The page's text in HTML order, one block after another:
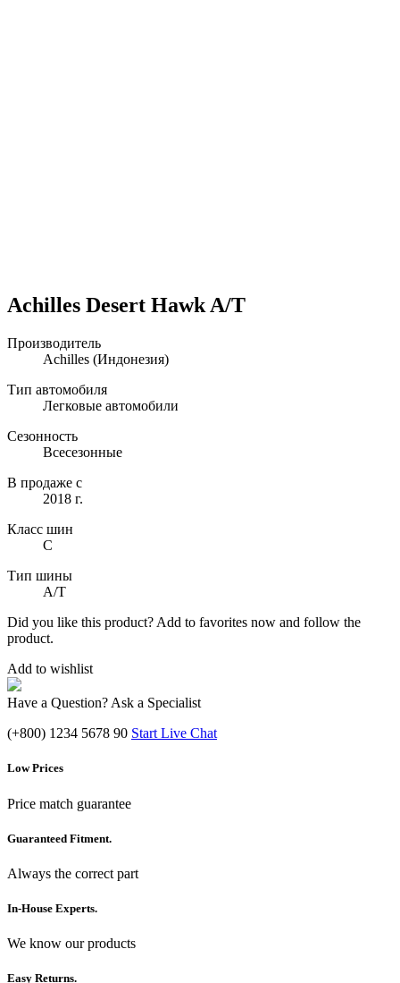
Achilles Desert Hawk A/T
Производитель
Achilles (Индонезия)
Тип автомобиля
Легковые автомобили
Сезонность
Всесезонные
В продаже с
2018 г.
Класс шин
C
Тип шины
A/T
Did you like this product? Add to favorites now and follow the
product.
Add to wishlist
Have a Question? Ask a Specialist
(+800) 1234 5678 90 Start Live Chat
Low Prices
Price match guarantee
Guaranteed Fitment.
Always the correct part
In-House Experts.
We know our products
Easy Returns.